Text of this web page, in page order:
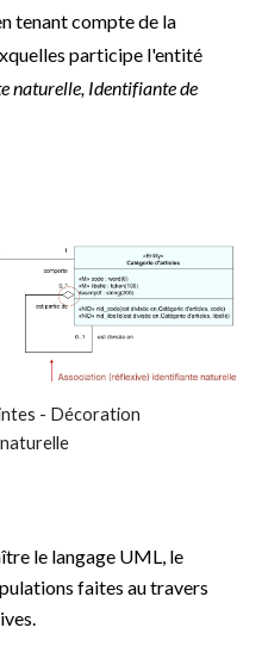
tenant compte de la
participe l'entité
naturelle, Identifiante de
- Décoration
le langage UML, le
faites au travers